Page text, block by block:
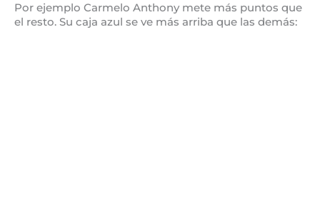
Por ejemplo Carmelo Anthony mete más puntos que
el resto. Su caja azul se ve más arriba que las demás: